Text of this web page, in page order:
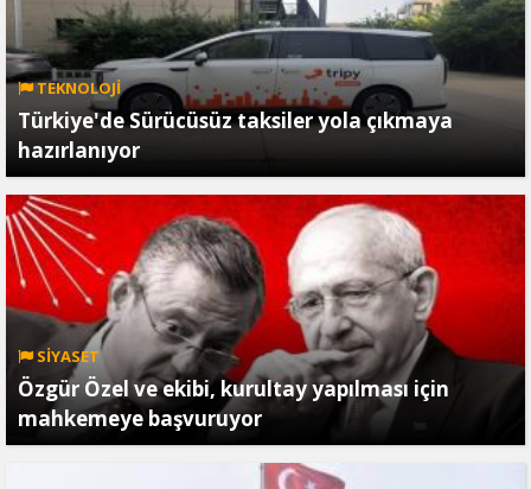
TEKNOLOJİ
Türkiye'de Sürücüsüz taksiler yola çıkmaya
hazırlanıyor
SİYASET
Özgür Özel ve ekibi, kurultay yapılması için
mahkemeye başvuruyor